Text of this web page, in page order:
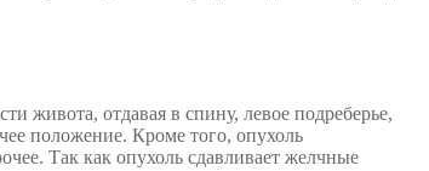
живота, отдавая в спину, левое подреберье,
положение. Кроме того, опухоль
Так как опухоль сдавливает желчные